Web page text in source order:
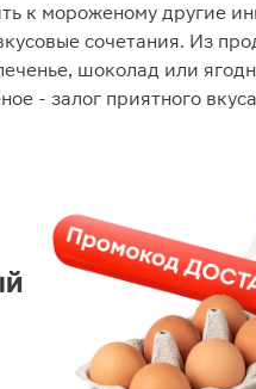
к мороженому другие
сочетания. Из
шоколад или
- залог приятного